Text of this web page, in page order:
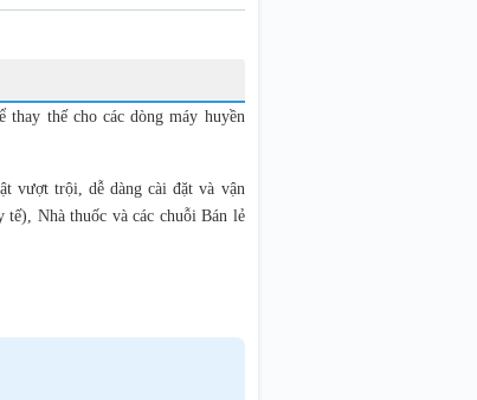
thế cho các dòng máy huyền
vượt trội, dễ dàng cài đặt và vận
Nhà thuốc và các chuỗi Bán lẻ